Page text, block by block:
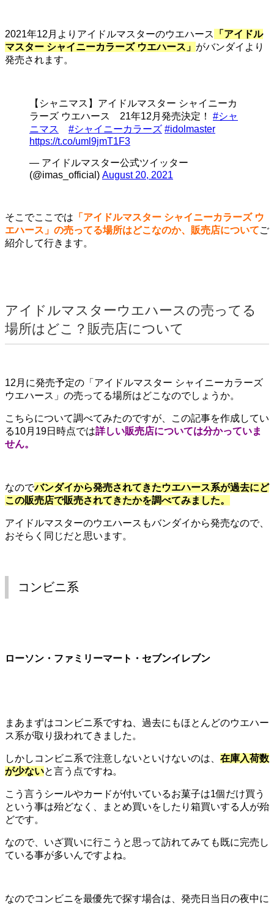
2021年12月よりアイドルマスターのウエハース
「アイドル
マスター シャイニーカラーズ ウエハース」 がバンダイより
発売されます。
【シャニマス】アイドルマスター シャイニーカ
ラーズ ウエハース 21年12月発売決定！ #シャ
ニマス
#シャイニーカラーズ #idolmaster
https://t.co/uml9jmT1F3
— アイドルマスター公式ツイッター
(@imas_official) August 20, 2021
そこでここでは 「アイドルマスター シャイニーカラーズ ウ
エハース」の売ってる場所はどこなのか、販売店についてご
紹介して行きます。
アイドルマスターウエハースの売ってる
場所はどこ？販売店について
12月に発売予定の「アイドルマスター シャイニーカラーズ
ウエハース」の売ってる場所はどこなのでしょうか。
こちらについて調べてみたのですが、この記事を作成してい
る10月19日時点では詳しい販売店については分かっていま
せん。
なのでバンダイから発売されてきたウエハース系が過去にど
この販売店で販売されてきたかを調べてみました。
アイドルマスターのウエハースもバンダイから発売なので、
おそらく同じだと思います。
コンビニ系
ローソン・ファミリーマート・セブンイレブン
まあまずはコンビニ系ですね、過去にもほとんどのウエハー
ス系が取り扱われてきました。
しかしコンビニ系で注意しないといけないのは、 在庫入荷数
が少ないと言う点ですね。
こう言うシールやカードが付いているお菓子は1個だけ買う
という事は殆どなく、まとめ買いをしたり箱買いする人が殆
どです。
なので、いざ買いに行こうと思って訪れてみても既に完売し
ている事が多いんですよね。
なのでコンビニを最優先で探す場合は、発売日当日の夜中に